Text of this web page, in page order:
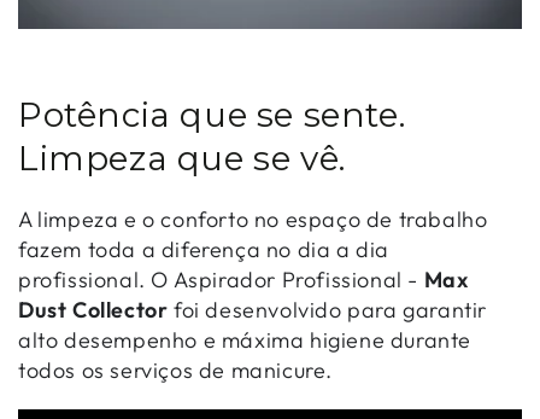
Potência que se sente.
Limpeza que se vê.
A limpeza e o conforto no espaço de trabalho
fazem toda a diferença no dia a dia
profissional. O Aspirador Profissional - Max
Dust Collector foi desenvolvido para garantir
alto desempenho e máxima higiene durante
todos os serviços de manicure.